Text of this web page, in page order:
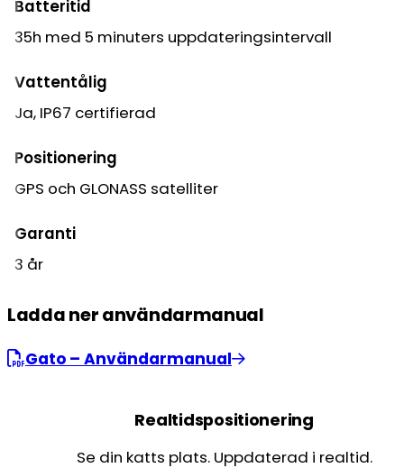
Batteritid
35h med 5 minuters uppdateringsintervall
Vattentålig
Ja, IP67 certifierad
Positionering
GPS och GLONASS satelliter
Garanti
3 år
Ladda ner användarmanual
Gato – Användarmanual
Realtidspositionering
Se din katts plats. Uppdaterad i realtid.